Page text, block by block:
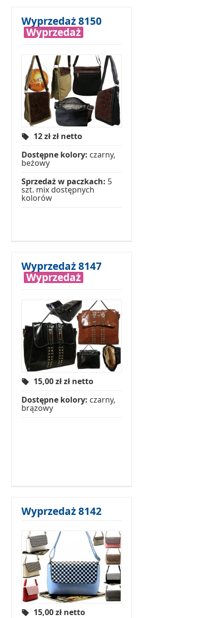
Wyprzedaż 8150
Wyprzedaż
12 złzł netto
Dostępne kolory: czarny,
beżowy
Sprzedaż w paczkach: 5
szt. mix dostępnych
kolorów
Wyprzedaż 8147
Wyprzedaż
15,00 złzł netto
Dostępne kolory: czarny,
brązowy
Wyprzedaż 8142
15,00zł netto